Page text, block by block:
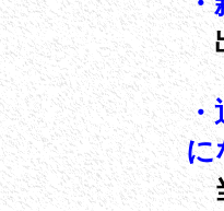
に
当